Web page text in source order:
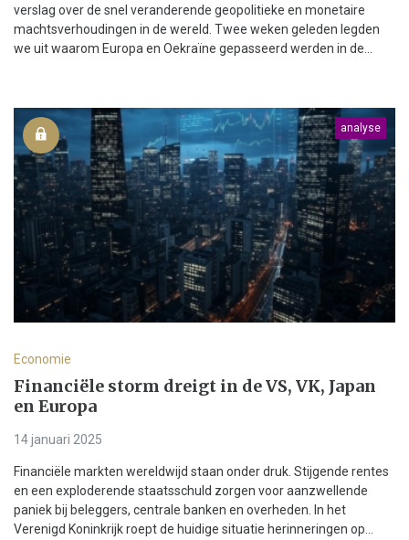
verslag over de snel veranderende geopolitieke en monetaire
machtsverhoudingen in de wereld. Twee weken geleden legden
we uit waarom Europa en Oekraïne gepasseerd werden in de...
analyse
Economie
Financiële storm dreigt in de VS, VK, Japan
en Europa
14 januari 2025
Financiële markten wereldwijd staan onder druk. Stijgende rentes
en een exploderende staatsschuld zorgen voor aanzwellende
paniek bij beleggers, centrale banken en overheden. In het
Verenigd Koninkrijk roept de huidige situatie herinneringen op...